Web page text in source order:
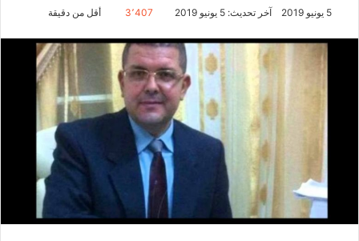
5 يونيو 2019 آخر تحديث: 5 يونيو 2019 3٬407 أقل من دقيقة